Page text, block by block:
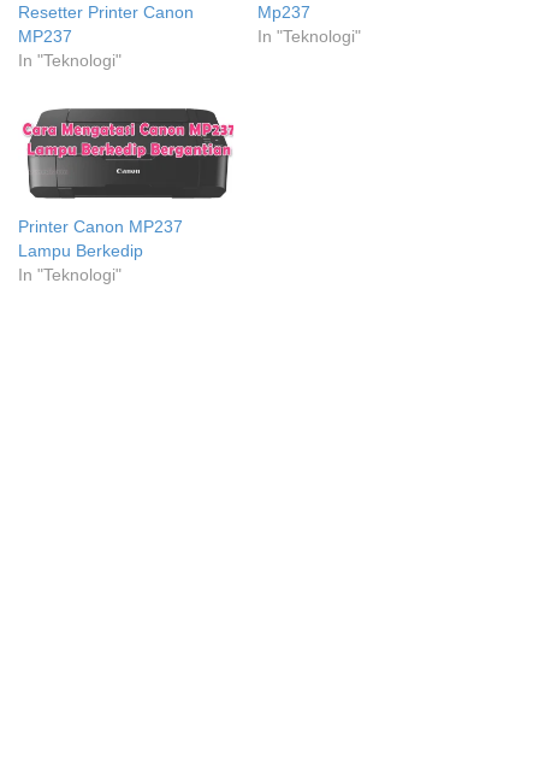
Resetter Printer Canon
MP237
In "Teknologi"
Mp237
In "Teknologi"
Printer Canon MP237
Lampu Berkedip
In "Teknologi"